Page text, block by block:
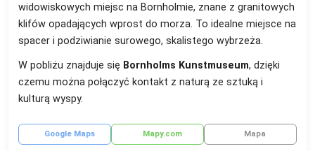
widowiskowych miejsc na Bornholmie, znane z granitowych
klifów opadających wprost do morza. To idealne miejsce na
spacer i podziwianie surowego, skalistego wybrzeża.
W pobliżu znajduje się Bornholms Kunstmuseum, dzięki
czemu można połączyć kontakt z naturą ze sztuką i
kulturą wyspy.
Google Maps Mapy.com Mapa